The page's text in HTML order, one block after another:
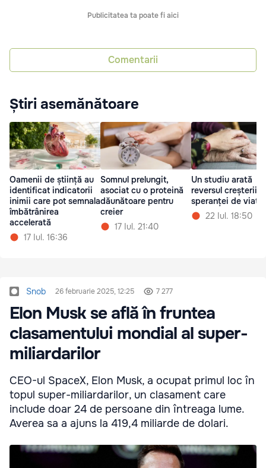
Publicitatea ta poate fi aici
Comentarii
Știri asemănătoare
Oamenii de știință au
identificat indicatorii
inimii care pot semnala
îmbătrânirea
accelerată
17 Iul. 16:36
Somnul prelungit,
asociat cu o proteină
dăunătoare pentru
creier
17 Iul. 21:40
Un studiu arată
reversul creșterii
speranței de viață
22 Iul. 18:50
Snob 26 februarie 2025, 12:25 7 277
Elon Musk se află în fruntea
clasamentului mondial al super-
miliardarilor
CEO-ul SpaceX, Elon Musk, a ocupat primul loc în
topul super-miliardarilor, un clasament care
include doar 24 de persoane din întreaga lume.
Averea sa a ajuns la 419,4 miliarde de dolari.